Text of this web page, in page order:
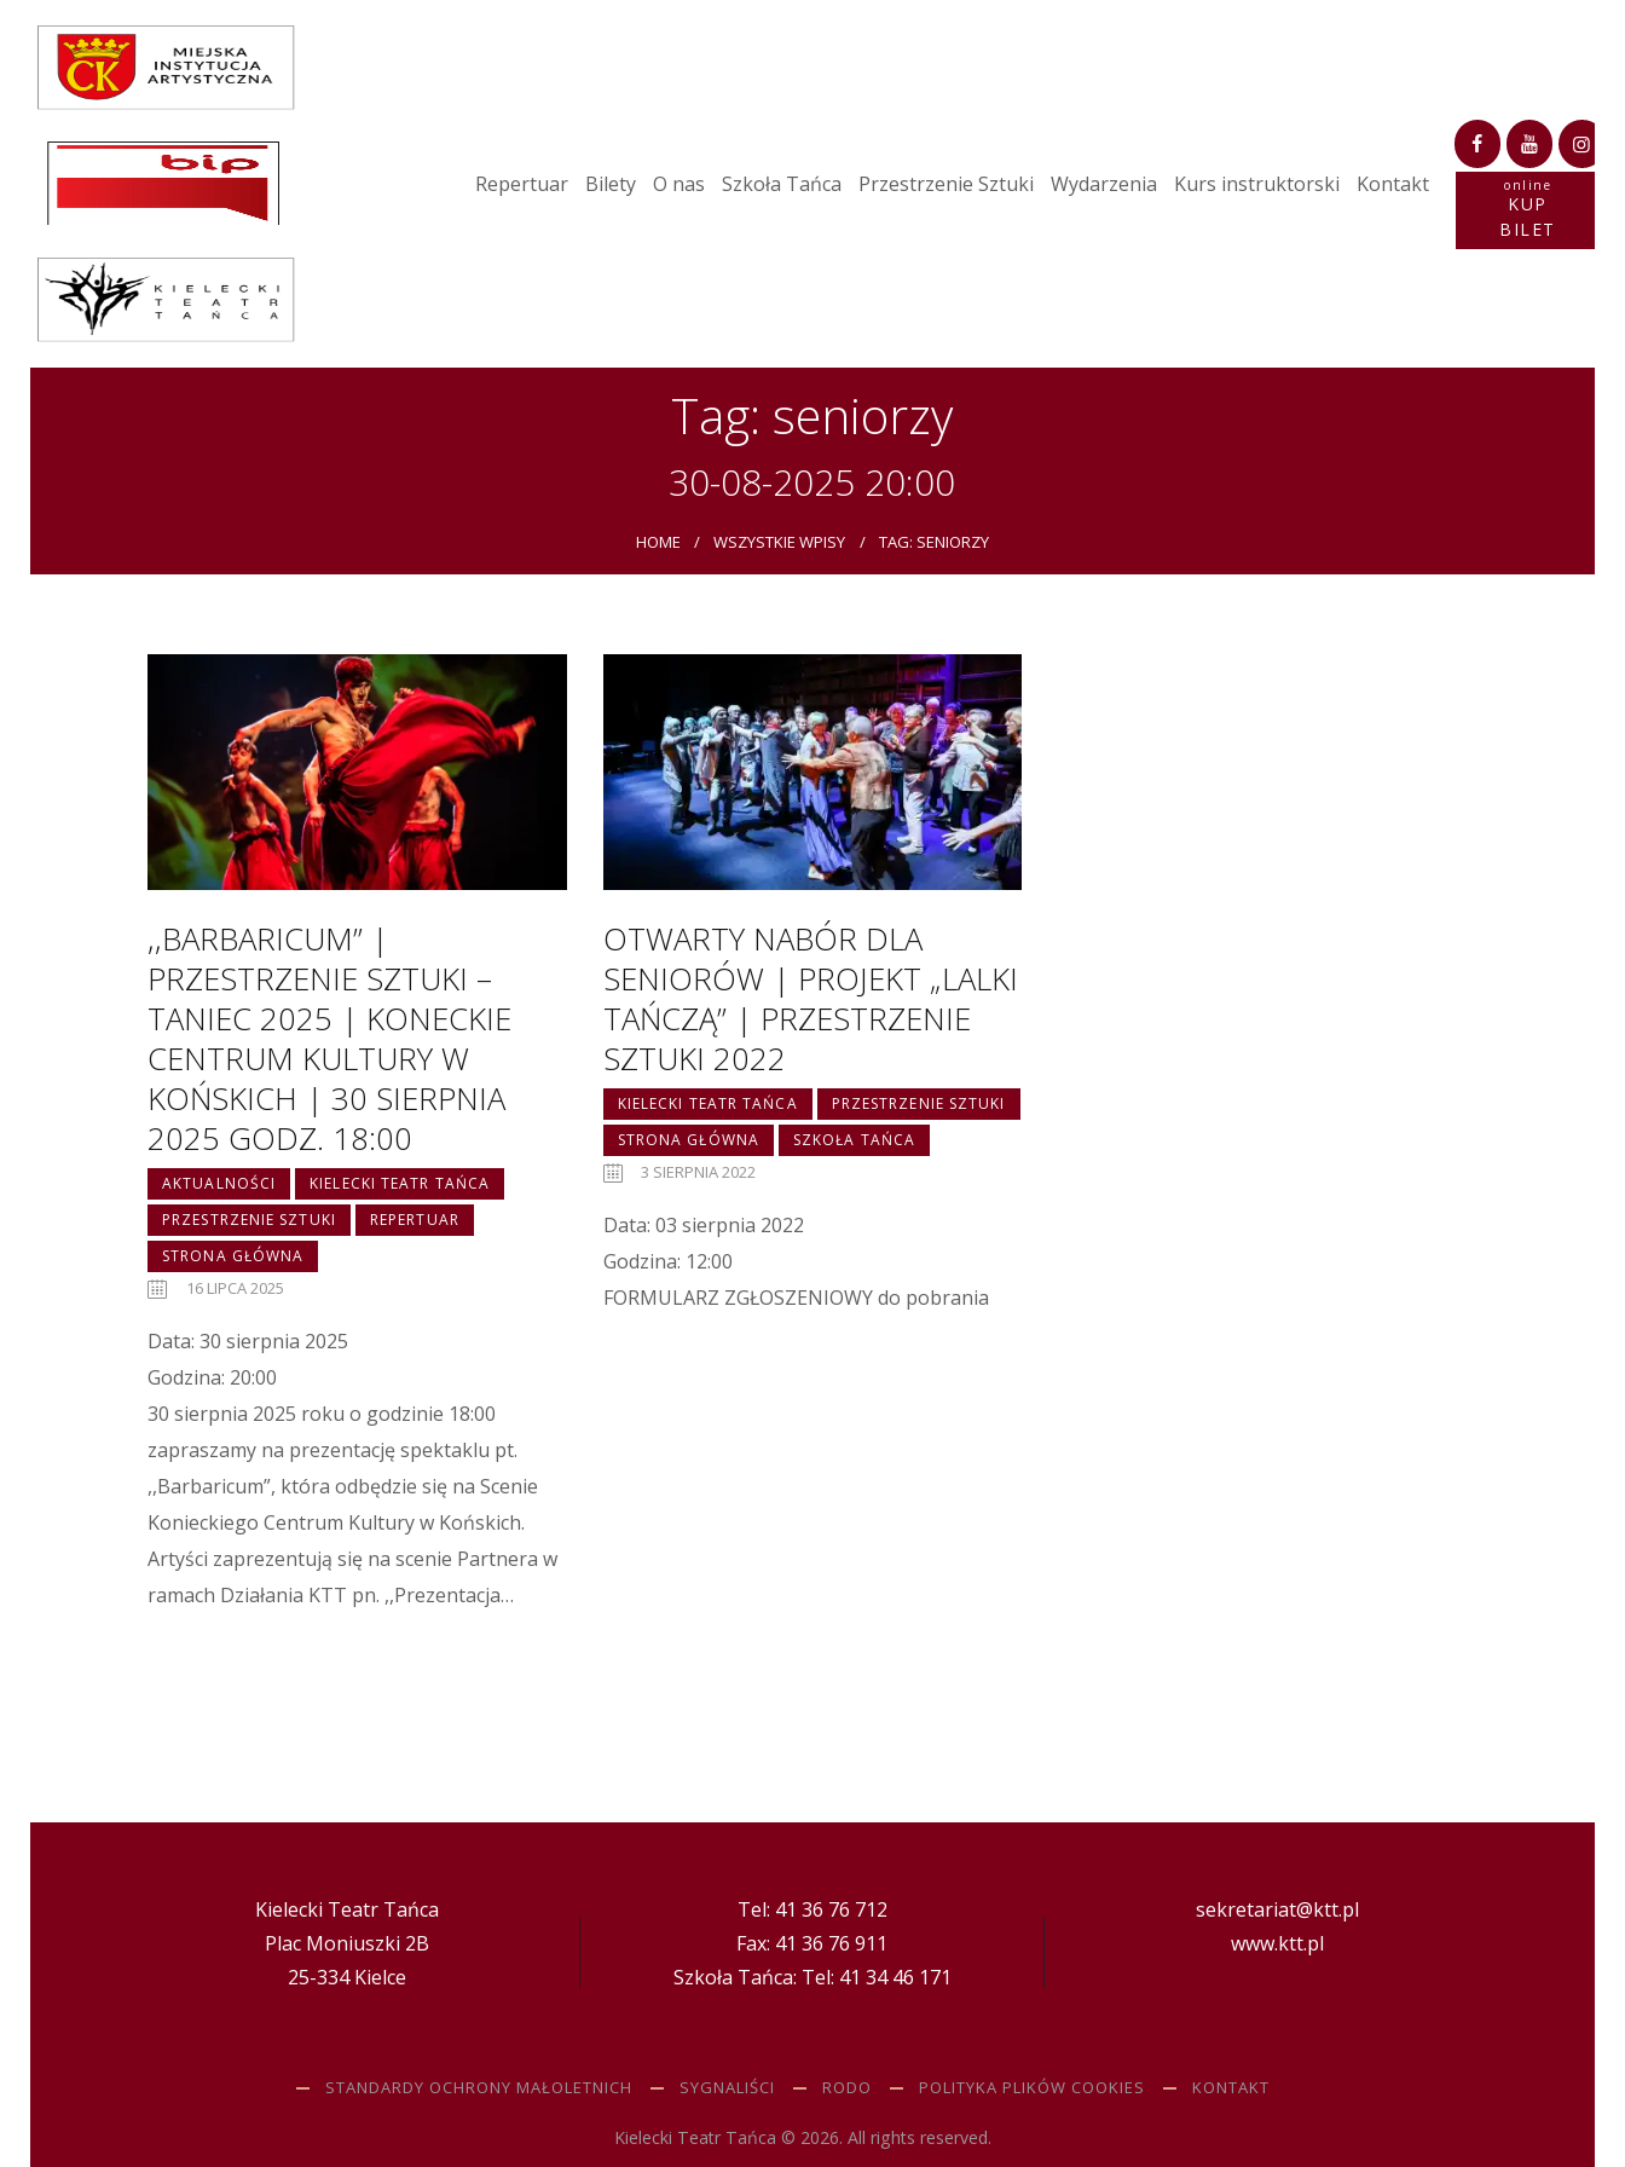
Repertuar Bilety O nas Szkoła Tańca Przestrzenie Sztuki Wydarzenia Kurs instruktorski Kontakt online
KUP
BILET
Tag: seniorzy
30-08-2025 20:00
HOME WSZYSTKIE WPISY TAG: SENIORZY
Repertuar
Teatr / Zespół
Szkoła
Przestrzenie Sztuki
Warsztaty
Festiwal
,,BARBARICUM” |
PRZESTRZENIE SZTUKI –
TANIEC 2025 | KONECKIE
CENTRUM KULTURY W
KOŃSKICH | 30 SIERPNIA
2025 GODZ. 18:00
AKTUALNOŚCI
KIELECKI TEATR TAŃCA
PRZESTRZENIE SZTUKI
REPERTUAR
STRONA GŁÓWNA
16 LIPCA 2025
Data: 30 sierpnia 2025
Godzina: 20:00
30 sierpnia 2025 roku o godzinie 18:00
zapraszamy na prezentację spektaklu pt.
,,Barbaricum”, która odbędzie się na Scenie
Konieckiego Centrum Kultury w Końskich.
Artyści zaprezentują się na scenie Partnera w
ramach Działania KTT pn. ,,Prezentacja…
OTWARTY NABÓR DLA
SENIORÓW | PROJEKT „LALKI
TAŃCZĄ” | PRZESTRZENIE
SZTUKI 2022
KIELECKI TEATR TAŃCA
PRZESTRZENIE SZTUKI
STRONA GŁÓWNA
SZKOŁA TAŃCA
3 SIERPNIA 2022
Data: 03 sierpnia 2022
Godzina: 12:00
FORMULARZ ZGŁOSZENIOWY do pobrania
Kielecki Teatr Tańca
Plac Moniuszki 2B
25-334 Kielce
Tel: 41 36 76 712
Fax: 41 36 76 911
Szkoła Tańca: Tel: 41 34 46 171
sekretariat@ktt.pl
www.ktt.pl
STANDARDY OCHRONY MAŁOLETNICH SYGNALIŚCI RODO POLITYKA PLIKÓW COOKIES KONTAKT
Kielecki Teatr Tańca © 2026. All rights reserved.